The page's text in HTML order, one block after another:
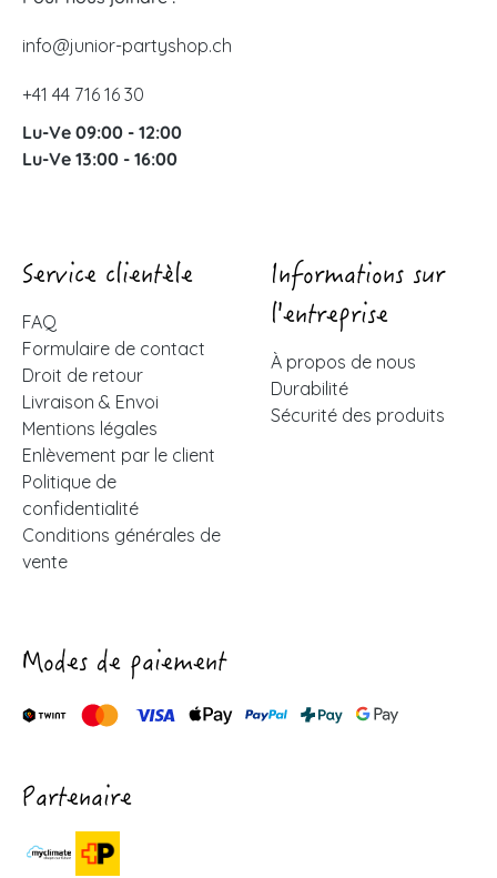
info@junior-partyshop.ch
+41 44 716 16 30
Lu-Ve 09:00 - 12:00
Lu-Ve 13:00 - 16:00
Service clientèle
FAQ
Formulaire de contact
Droit de retour
Livraison & Envoi
Mentions légales
Enlèvement par le client
Politique de
confidentialité
Conditions générales de
vente
Informations sur
l'entreprise
À propos de nous
Durabilité
Sécurité des produits
Modes de paiement
Partenaire